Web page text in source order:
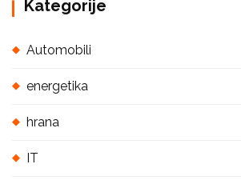
Kategorije
Automobili
energetika
hrana
IT